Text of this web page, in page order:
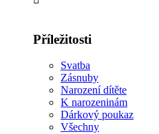
Příležitosti
Svatba
Zásnuby
Narození dítěte
K narozeninám
Dárkový poukaz
Všechny